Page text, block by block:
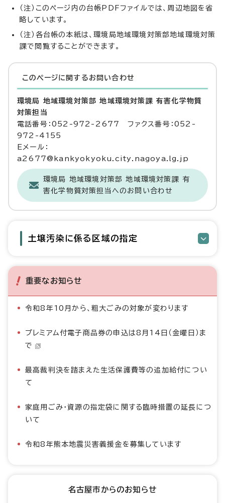
（注）このページ内の台帳PDFファイルでは、周辺地図を省
略しています。
（注）各台帳の本紙は、環境局地域環境対策部地域環境対策
課で閲覧することができます。
このページに関する お問い合わせ
環境局 地域環境対策部 地域環境対策課 有害化学物質
対策担当
電話番号：052-972-2677 ファクス番号：052-
972-4155
Eメール：
a2677@kankyokyoku.city.nagoya.lg.jp
環境局 地域環境対策部 地域環境対策課 有
害化学物質対策担当へのお問い合わせ
土壌汚染に係る区域の指定
重要なお知らせ
令和8年10月から、粗大ごみの対象が変わります
プレミアム付電子商品券の申込は8月14日（金曜日）ま
で
最高裁判決を踏まえた生活保護費等の追加給付につい
て
家庭用ごみ・資源の指定袋に関する臨時措置の延長につ
いて
令和8年熊本地震災害義援金を募集しています
名古屋市からのお知らせ